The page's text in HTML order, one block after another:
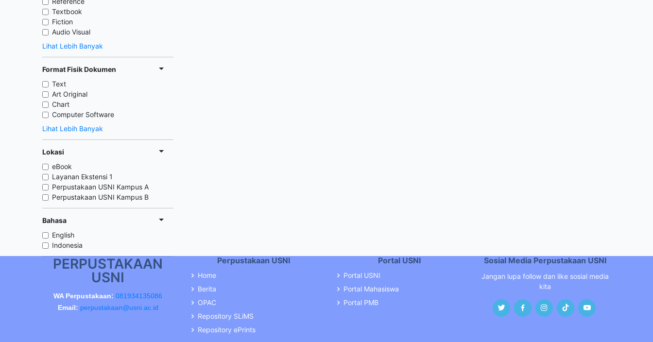
Textbook
Fiction
Audio Visual
Lihat Lebih Banyak
Format Fisik Dokumen
Text
Art Original
Chart
Computer Software
Lihat Lebih Banyak
Lokasi
eBook
Layanan Ekstensi 1
Perpustakaan USNI Kampus A
Perpustakaan USNI Kampus B
Bahasa
English
Indonesia
PERPUSTAKAAN
USNI
WA Perpustakaan: 081934135086
Email: perpustakaan@usni.ac.id
Perpustakaan USNI
Home
Berita
OPAC
Repository SLiMS
Repository ePrints
Portal USNI
Portal USNI
Portal Mahasiswa
Portal PMB
Sosial Media Perpustakaan USNI
Jangan lupa follow dan like sosial media
kita